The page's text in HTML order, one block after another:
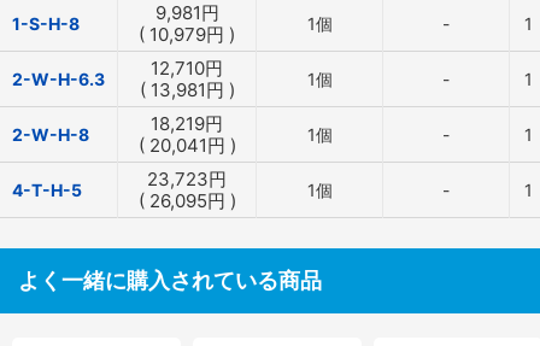
1-S-H-8 9,981円
( 10,979円 ) 1個 - 1
2-W-H-6.3 12,710円
( 13,981円 ) 1個 - 1
2-W-H-8 18,219円
( 20,041円 ) 1個 - 1
4-T-H-5 23,723円
( 26,095円 ) 1個 - 1
よく一緒に購入されている商品